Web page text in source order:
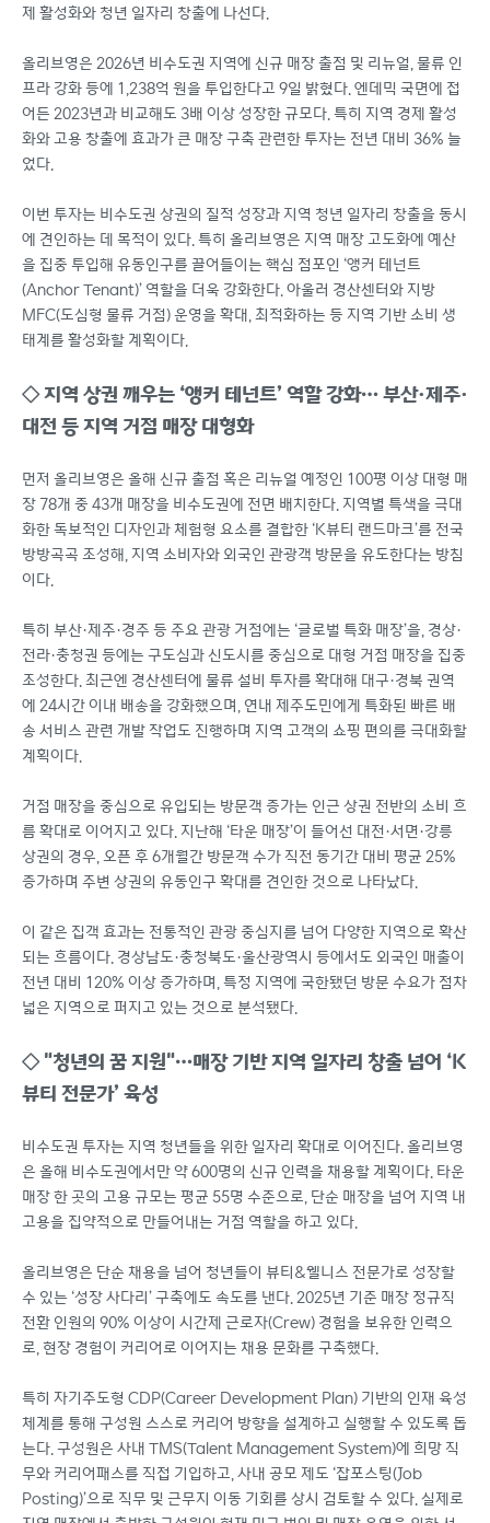
제 활성화와 청년 일자리 창출에 나선다.
올리브영은 2026년 비수도권 지역에 신규 매장 출점 및 리뉴얼, 물류 인
프라 강화 등에 1,238억 원을 투입한다고 9일 밝혔다. 엔데믹 국면에 접
어든 2023년과 비교해도 3배 이상 성장한 규모다. 특히 지역 경제 활성
화와 고용 창출에 효과가 큰 매장 구축 관련한 투자는 전년 대비 36% 늘
었다.
이번 투자는 비수도권 상권의 질적 성장과 지역 청년 일자리 창출을 동시
에 견인하는 데 목적이 있다. 특히 올리브영은 지역 매장 고도화에 예산
을 집중 투입해 유동인구를 끌어들이는 핵심 점포인 ‘앵커 테넌트
(Anchor Tenant)’ 역할을 더욱 강화한다. 아울러 경산센터와 지방
MFC(도심형 물류 거점) 운영을 확대, 최적화하는 등 지역 기반 소비 생
태계를 활성화할 계획이다.
◇ 지역 상권 깨우는 ‘앵커 테넌트’ 역할 강화… 부산·제주·
대전 등 지역 거점 매장 대형화
먼저 올리브영은 올해 신규 출점 혹은 리뉴얼 예정인 100평 이상 대형 매
장 78개 중 43개 매장을 비수도권에 전면 배치한다. 지역별 특색을 극대
화한 독보적인 디자인과 체험형 요소를 결합한 ‘K뷰티 랜드마크’를 전국
방방곡곡 조성해, 지역 소비자와 외국인 관광객 방문을 유도한다는 방침
이다.
특히 부산·제주·경주 등 주요 관광 거점에는 ‘글로벌 특화 매장’을, 경상·
전라·충청권 등에는 구도심과 신도시를 중심으로 대형 거점 매장을 집중
조성한다. 최근엔 경산센터에 물류 설비 투자를 확대해 대구·경북 권역
에 24시간 이내 배송을 강화했으며, 연내 제주도민에게 특화된 빠른 배
송 서비스 관련 개발 작업도 진행하며 지역 고객의 쇼핑 편의를 극대화할
계획이다.
거점 매장을 중심으로 유입되는 방문객 증가는 인근 상권 전반의 소비 흐
름 확대로 이어지고 있다. 지난해 ‘타운 매장’이 들어선 대전·서면·강릉
상권의 경우, 오픈 후 6개월간 방문객 수가 직전 동기간 대비 평균 25%
증가하며 주변 상권의 유동인구 확대를 견인한 것으로 나타났다.
이 같은 집객 효과는 전통적인 관광 중심지를 넘어 다양한 지역으로 확산
되는 흐름이다. 경상남도·충청북도·울산광역시 등에서도 외국인 매출이
전년 대비 120% 이상 증가하며, 특정 지역에 국한됐던 방문 수요가 점차
넓은 지역으로 퍼지고 있는 것으로 분석됐다.
◇ "청년의 꿈 지원"…매장 기반 지역 일자리 창출 넘어 ‘K
뷰티 전문가’ 육성
비수도권 투자는 지역 청년들을 위한 일자리 확대로 이어진다. 올리브영
은 올해 비수도권에서만 약 600명의 신규 인력을 채용할 계획이다. 타운
매장 한 곳의 고용 규모는 평균 55명 수준으로, 단순 매장을 넘어 지역 내
고용을 집약적으로 만들어내는 거점 역할을 하고 있다.
올리브영은 단순 채용을 넘어 청년들이 뷰티&웰니스 전문가로 성장할
수 있는 ‘성장 사다리’ 구축에도 속도를 낸다. 2025년 기준 매장 정규직
전환 인원의 90% 이상이 시간제 근로자(Crew) 경험을 보유한 인력으
로, 현장 경험이 커리어로 이어지는 채용 문화를 구축했다.
특히 자기주도형 CDP(Career Development Plan) 기반의 인재 육성
체계를 통해 구성원 스스로 커리어 방향을 설계하고 실행할 수 있도록 돕
는다. 구성원은 사내 TMS(Talent Management System)에 희망 직
무와 커리어패스를 직접 기입하고, 사내 공모 제도 ‘잡포스팅(Job
Posting)’으로 직무 및 근무지 이동 기회를 상시 검토할 수 있다. 실제로